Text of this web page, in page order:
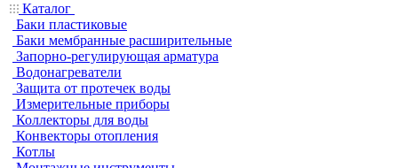
Каталог
Баки пластиковые
Баки мембранные расширительные
Запорно-регулирующая арматура
Водонагреватели
Защита от протечек воды
Измерительные приборы
Коллекторы для воды
Конвекторы отопления
Котлы